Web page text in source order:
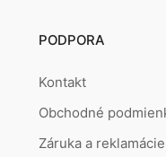
PODPORA
Kontakt
Obchodné
Záruka a reklamácie